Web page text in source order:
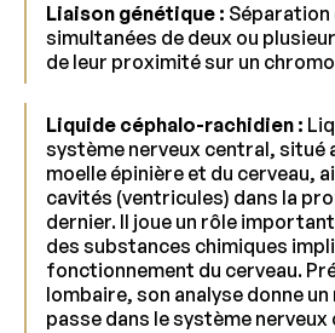
Liaison génétique :
simultanées de deux ou
de leur proximité sur un
Liquide céphalo-rachidien :
système nerveux central, situé
moelle épinière et du cerveau,
cavités (ventricules) dans la
dernier. Il joue un rôle
des substances chimiques
fonctionnement du cerveau.
lombaire, son analyse donne
passe dans le système nerveux